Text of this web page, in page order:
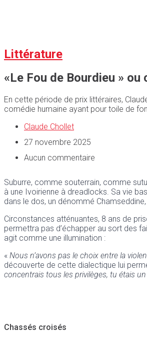
Littérature
«Le Fou de Bourdieu »
En cette période de prix littéraires,
comédie humaine ayant pour toile de
Claude Chollet
27 novembre 2025
Aucun commentaire
Suburre, comme souterrain, comme
à une Ivoirienne à dreadlocks. Sa vie
dans le dos, un dénommé
Circonstances atténuantes, 8 ans de
permettra pas d’échapper au sort des
agit comme une illumination :
« Nous n’avons pas le choix entre la
découverte de cette dialectique lui
concentrais tous les privilèges, tu étais
Chassés croisés